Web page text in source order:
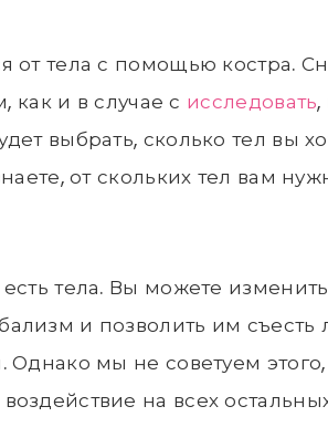
от тела с помощью костра.
как и в случае с исследовать,
выбрать, сколько тел вы
от скольких тел вам
тела. Вы можете
и позволить им съесть
мы не советуем этого,
на всех